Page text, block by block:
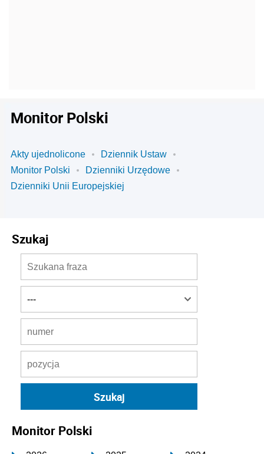
Monitor Polski
Akty ujednolicone
Dziennik Ustaw
Monitor Polski
Dzienniki Urzędowe
Dzienniki Unii Europejskiej
Szukaj
Monitor Polski